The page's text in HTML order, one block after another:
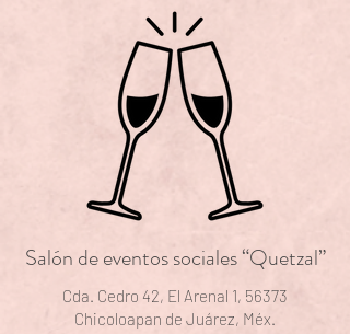
Salón de eventos sociales “Quetzal”
Cda. Cedro 42, El Arenal 1, 56373
Chicoloapan de Juárez, Méx.